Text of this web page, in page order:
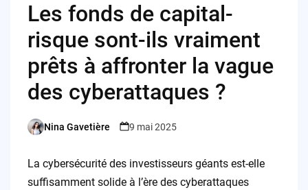
Les fonds de capital-
risque sont-ils vraiment
prêts à affronter la vague
des cyberattaques ?
Posted
Nina Gavetière 9 mai 2025
La cybersécurité des investisseurs géants est-elle
suffisamment solide à l’ère des cyberattaques